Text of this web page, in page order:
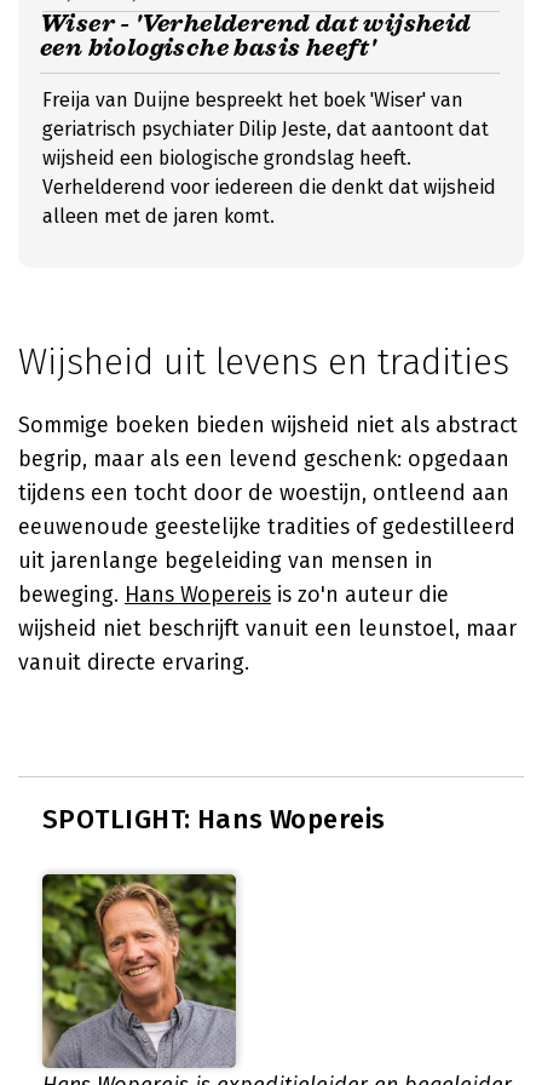
Wiser - 'Verhelderend dat wijsheid
een biologische basis heeft'
Freija van Duijne bespreekt het boek 'Wiser' van
geriatrisch psychiater Dilip Jeste, dat aantoont dat
wijsheid een biologische grondslag heeft.
Verhelderend voor iedereen die denkt dat wijsheid
alleen met de jaren komt.
Wijsheid uit levens en tradities
Sommige boeken bieden wijsheid niet als abstract
begrip, maar als een levend geschenk: opgedaan
tijdens een tocht door de woestijn, ontleend aan
eeuwenoude geestelijke tradities of gedestilleerd
uit jarenlange begeleiding van mensen in
beweging. Hans Wopereis is zo'n auteur die
wijsheid niet beschrijft vanuit een leunstoel, maar
vanuit directe ervaring.
SPOTLIGHT: Hans Wopereis